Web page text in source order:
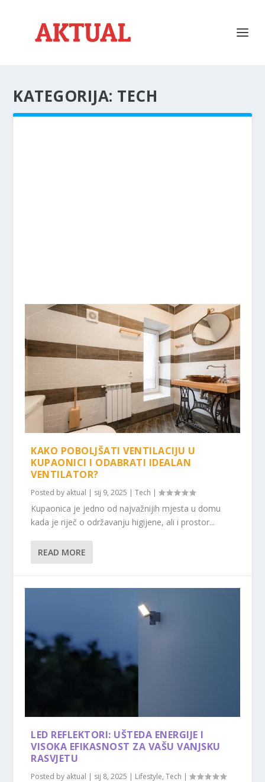
KATEGORIJA: TECH
KAKO POBOLJŠATI VENTILACIJU U
KUPAONICI I ODABRATI IDEALAN
VENTILATOR?
Posted by aktual | sij 9, 2025 |Tech |
Kupaonica je jedno od najvažnijih mjesta u domu
kada je riječ o održavanju higijene, ali i prostor...
READ MORE
LED REFLEKTORI: UŠTEDA ENERGIJE I
VISOKA EFIKASNOST ZA VAŠU VANJSKU
RASVJETU
Posted by aktual | sij 8, 2025 | Lifestyle,Tech |